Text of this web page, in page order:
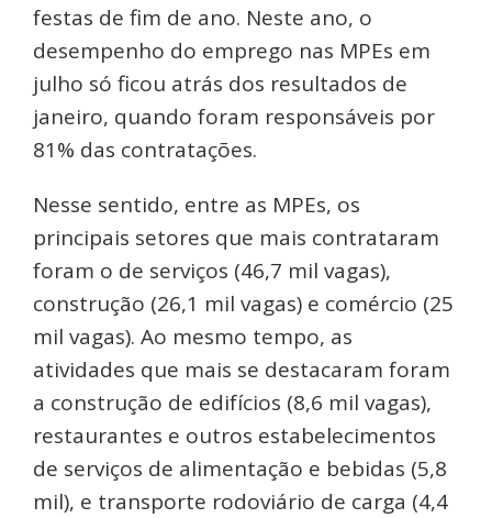
festas de fim de ano. Neste ano, o
desempenho do emprego nas MPEs em
julho só ficou atrás dos resultados de
janeiro, quando foram responsáveis por
81% das contratações.
Nesse sentido, entre as MPEs, os
principais setores que mais contrataram
foram o de serviços (46,7 mil vagas),
construção (26,1 mil vagas) e comércio (25
mil vagas). Ao mesmo tempo, as
atividades que mais se destacaram foram
a construção de edifícios (8,6 mil vagas),
restaurantes e outros estabelecimentos
de serviços de alimentação e bebidas (5,8
mil), e transporte rodoviário de carga (4,4